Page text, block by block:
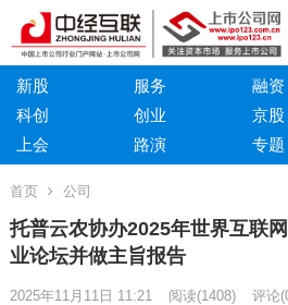
新股 服务 融资
科创
创业 京股
上会
路演 专题
首页 公司
托普云农协办2025年世界互联
业论坛并做主旨报告
2025年11月11日 11:21 阅读(1408) 评论